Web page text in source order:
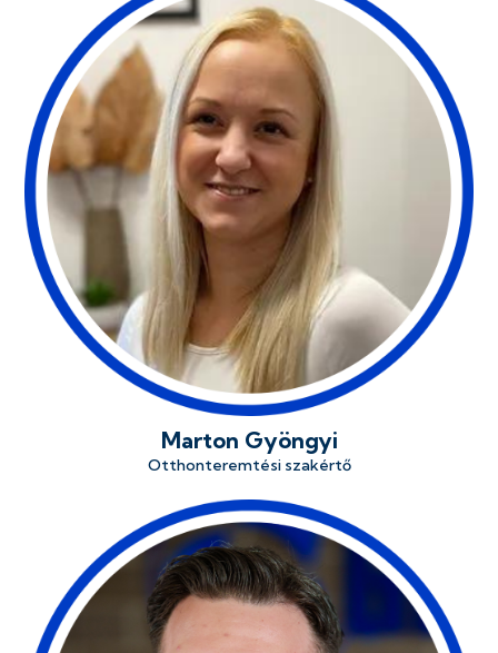
Marton Gyöngyi
Otthonteremtési szakértő